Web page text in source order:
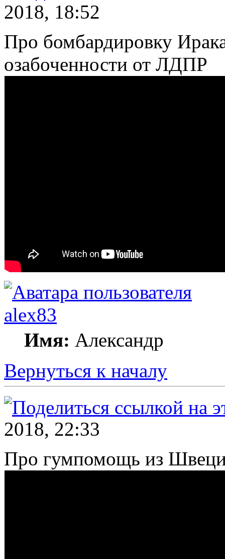
2018, 18:52
Про бомбардировку
озабоченности от ЛДПР
alex83
Имя: Александр
Вернуться к началу
2018, 22:33
Про гумпомощь из